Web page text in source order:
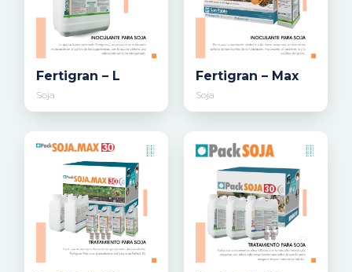
Fertigran – L
Soja
Fertigran – Max
Soja